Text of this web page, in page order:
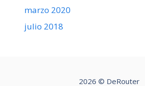
marzo 2020
julio 2018
2026 © DeRouter